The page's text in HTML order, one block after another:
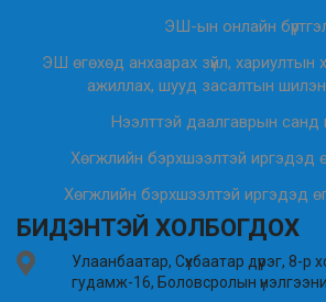
ЭШ-ын онлайн
ЭШ өгөхөд анхаарах зүйл, хариултын
ажиллах, шууд засалтын шилэн
Нээлттэй даалгаврын санд
Хөгжлийн бэрхшээлтэй иргэдэд
Хөгжлийн бэрхшээлтэй иргэдэд
БИДЭНТЭЙ ХОЛБОГДОХ
Улаанбаатар, Сүхбаатар дүүрэг, 8-р
гудамж-16, Боловсролын